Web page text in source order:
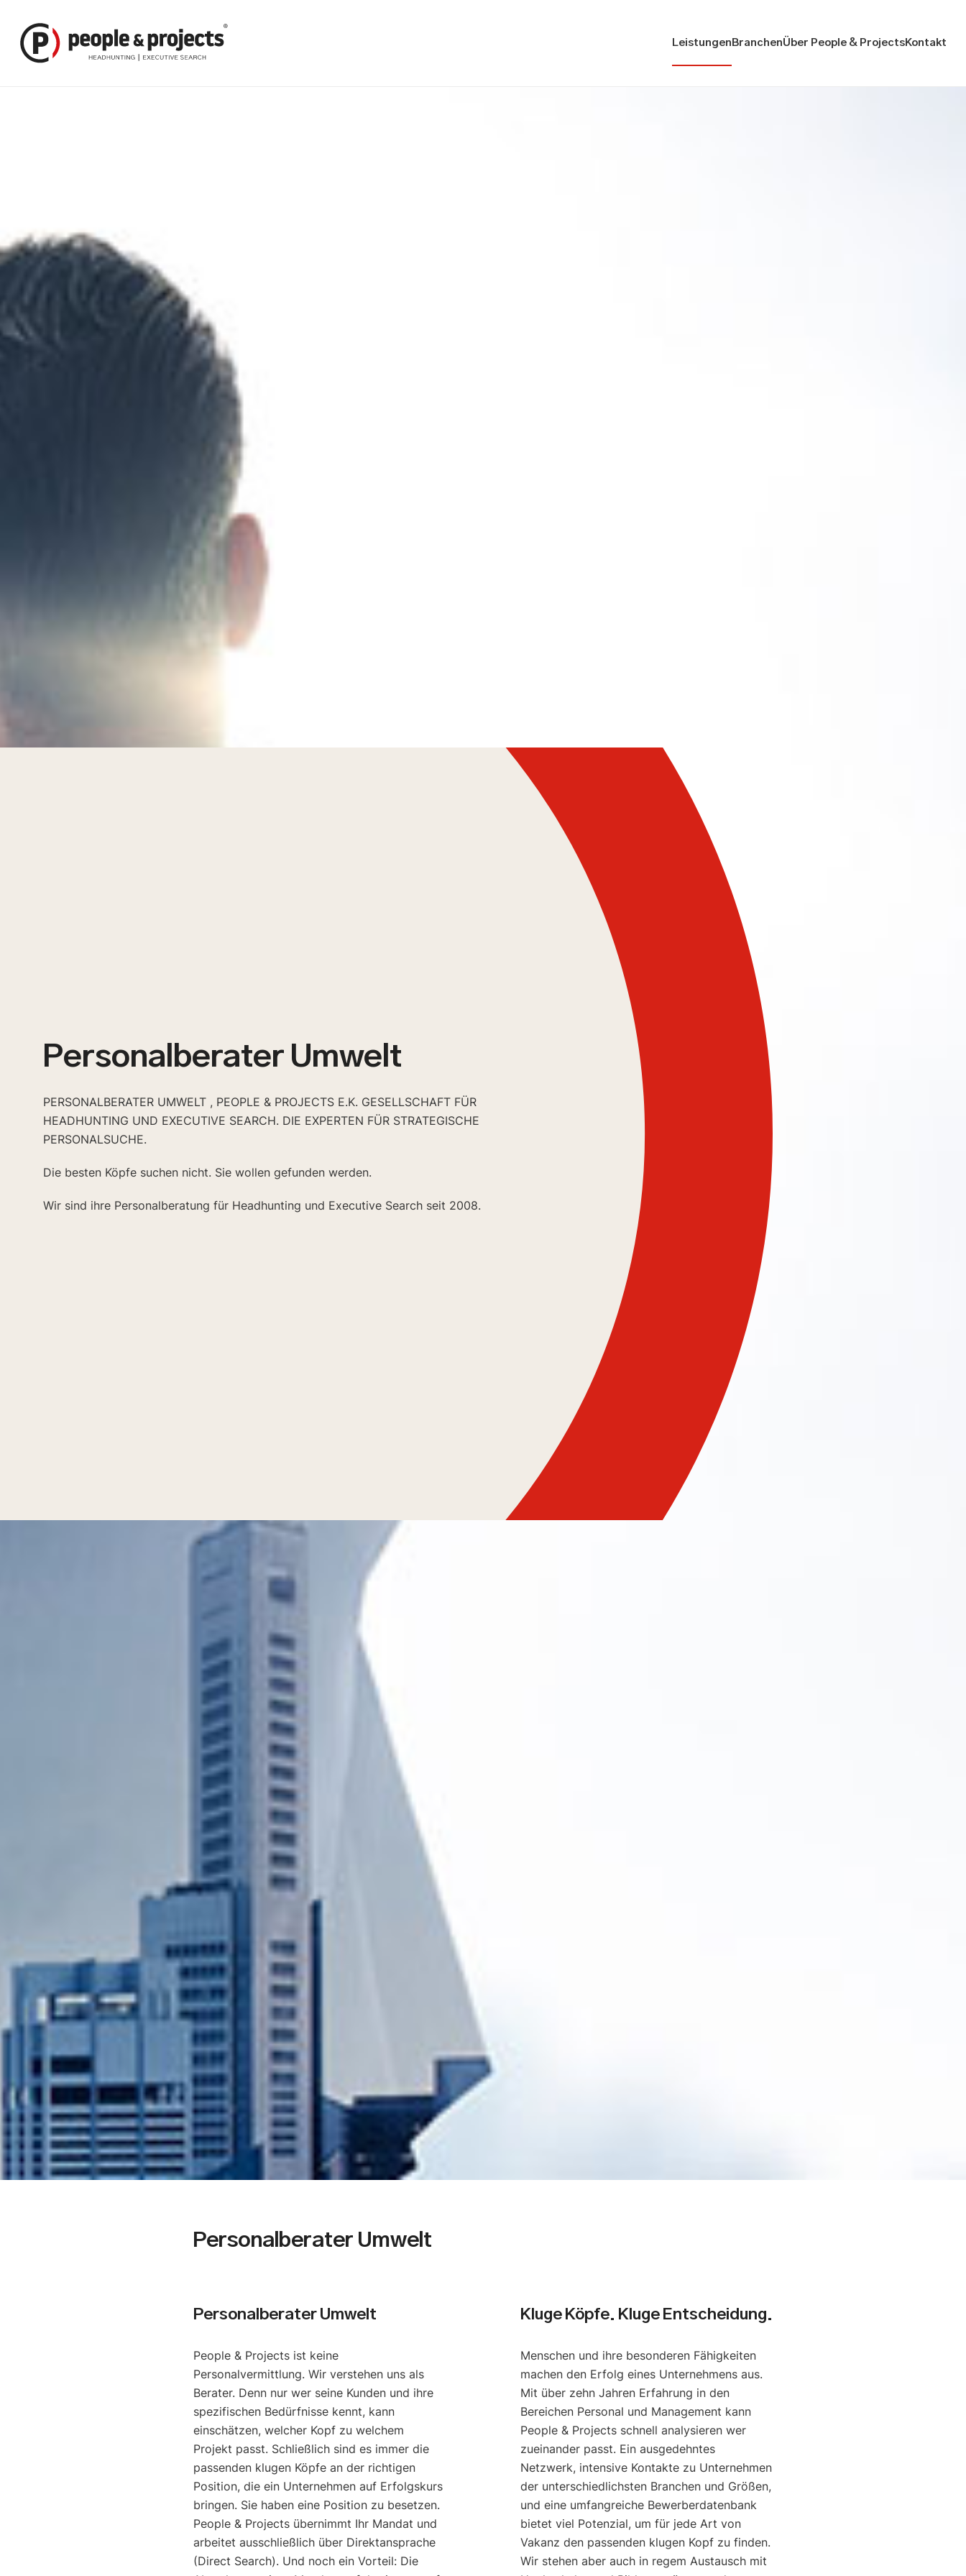
Leistungen BranchenÜber People & Projects Kontakt
Personalberater Umwelt
PERSONALBERATER UMWELT , PEOPLE & PROJECTS E.K. GESELLSCHAFT FÜR
HEADHUNTING UND EXECUTIVE SEARCH. DIE EXPERTEN FÜR STRATEGISCHE
PERSONALSUCHE.
Die besten Köpfe suchen nicht. Sie wollen gefunden werden.
Wir sind ihre Personalberatung für Headhunting und Executive Search seit 2008.
Personalberater Umwelt
Personalberater Umwelt
People & Projects ist keine
Personalvermittlung. Wir verstehen uns als
Berater. Denn nur wer seine Kunden und ihre
spezifischen Bedürfnisse kennt, kann
einschätzen, welcher Kopf zu welchem
Projekt passt. Schließlich sind es immer die
passenden klugen Köpfe an der richtigen
Position, die ein Unternehmen auf Erfolgskurs
bringen. Sie haben eine Position zu besetzen.
People & Projects übernimmt Ihr Mandat und
arbeitet ausschließlich über Direktansprache
(Direct Search). Und noch ein Vorteil: Die
Kluge Köpfe. Kluge Entscheidung.
Menschen und ihre besonderen Fähigkeiten
machen den Erfolg eines Unternehmens aus.
Mit über zehn Jahren Erfahrung in den
Bereichen Personal und Management kann
People & Projects schnell analysieren wer
zueinander passt. Ein ausgedehntes
Netzwerk, intensive Kontakte zu Unternehmen
der unterschiedlichsten Branchen und Größen,
und eine umfangreiche Bewerberdatenbank
bietet viel Potenzial, um für jede Art von
Vakanz den passenden klugen Kopf zu finden.
Wir stehen aber auch in regem Austausch mit